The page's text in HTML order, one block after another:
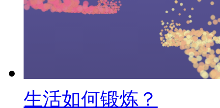
生活如何锻炼？